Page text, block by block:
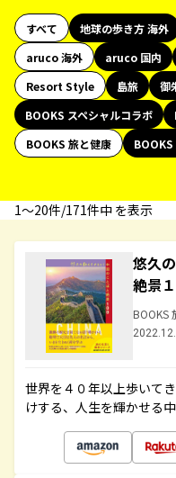
すべて 地球の歩き方 海外
aruco 海外
aruco 国内
Resort Style
島旅 御
BOOKS スペシャルコラボ
BOOKS 旅と健康
1〜20件/171件中 を表示
悠久
絶景
BOOKS
世界を４０年以上歩いて
けする、人生を輝かせる